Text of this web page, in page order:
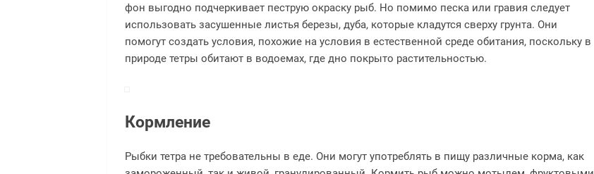
фон выгодно подчеркивает пеструю окраску рыб. Но помимо песка или гравия следует
использовать засушенные листья березы, дуба, которые кладутся сверху грунта. Они
помогут создать условия, похожие на условия в естественной среде обитания, поскольку в
природе тетры обитают в водоемах, где дно покрыто растительностью.
Кормление
Рыбки тетра не требовательны в еде. Они могут употреблять в пищу различные корма, как